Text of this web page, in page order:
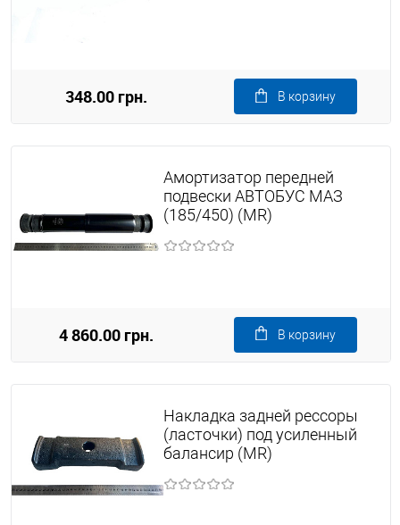
348.00 грн. В корзину
Амортизатор передней
подвески АВТОБУС МАЗ
(185/450) (MR)
4 860.00 грн. В корзину
Накладка задней рессоры
(ласточки) под усиленный
балансир (MR)